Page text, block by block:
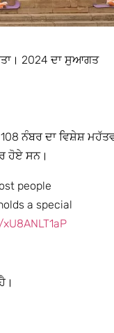
2024 ਦਾ ਸੁਆਗਤ
ਨੰਬਰ ਦਾ ਵਿਸ਼ੇਸ਼
ਹੋਏ ਸਨ।
people
a special